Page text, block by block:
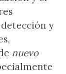
y
nuevo